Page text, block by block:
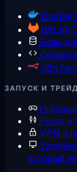
Docker
GitLab
Базы
Сервер
n8n
ЗАПУСК И
Forex и
VPN и
который